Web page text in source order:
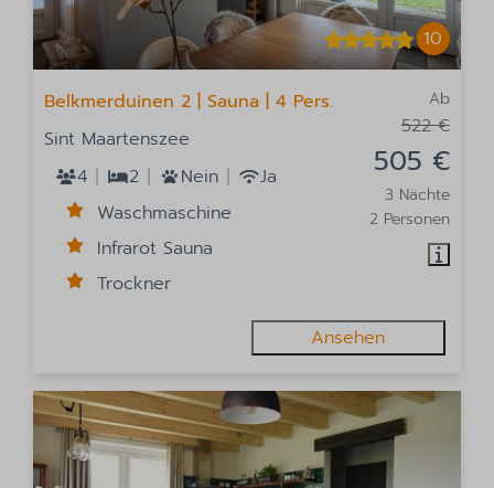
10
Ab
522 €
505 €
3 Nächte
2 Personen
Belkmerduinen 2 | Sauna | 4 Pers.
Sint Maartenszee
4
2 Nein
Ja
Waschmaschine
Infrarot Sauna
Trockner
Ansehen